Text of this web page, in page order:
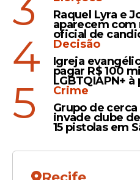
Raquel Lyra e
aparecem
oficial de
4
Decisão
Igreja
pagar R$ 100
LGBTQIAPN+
5
Crime
Grupo de
invade clube
15 pistolas em